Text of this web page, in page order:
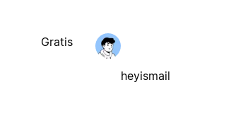
Gratis
heyismail